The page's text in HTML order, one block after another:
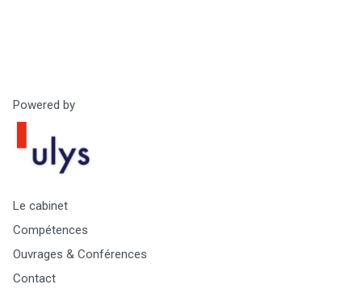
Powered by
Le cabinet
Compétences
Ouvrages & Conférences
Contact